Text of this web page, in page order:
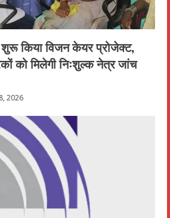
किया विजन केयर प्रोजेक्ट,
को मिलेगी निःशुल्क नेत्र जांच
2026